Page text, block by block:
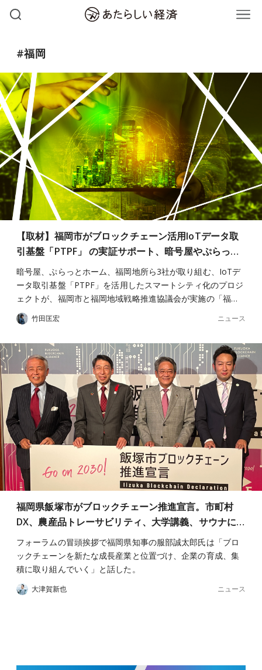
#福岡
【取材】福岡市がブロックチェーン活用IoTデータ取
引基盤「PTPF」 の実証サポート、暗号屋やぷらっ…
暗号屋、ぷらっとホーム、福岡地所ら3社が取り組む、IoTデ
ータ取引基盤「PTPF」を活用したスマートシティ化のプロジ
ェクトが、福岡市と福岡地域戦略推進協議会が実施の「福…
竹田匡宏 ニュース
福岡県飯塚市がブロックチェーン推進宣言。市町村
DX、農産品トレーサビリティ、大学講義、サウナに…
フォーラムの冒頭挨拶で福岡県知事の服部誠太郎氏は「ブロ
ックチェーンを新たな成長産業と位置づけ、企業の育成、集
積に取り組んでいく」と話した。
大津賀新也 ニュース